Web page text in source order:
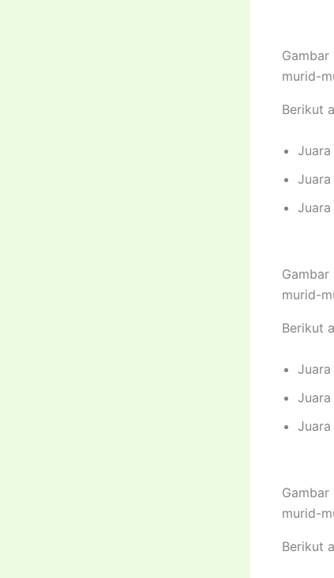
murid-
Berikut
Gambar
murid-
Berikut
Gambar
murid-
Berikut